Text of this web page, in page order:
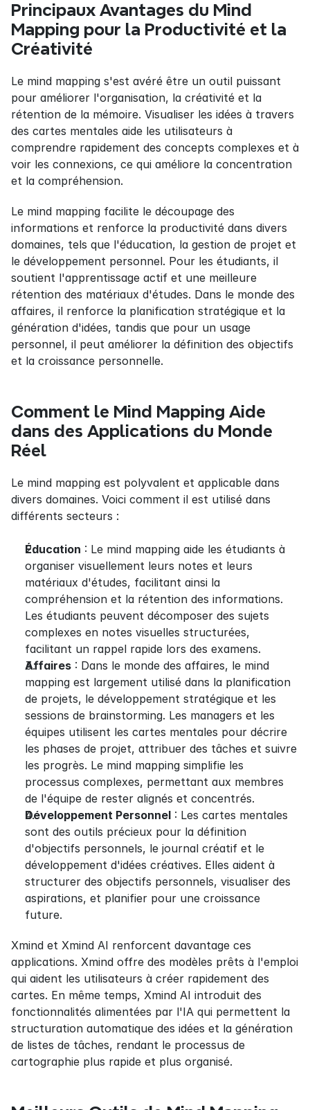
Principaux Avantages du Mind
Mapping pour la Productivité et la
Créativité
Le mind mapping s'est avéré être un outil puissant
pour améliorer l'organisation, la créativité et la
rétention de la mémoire. Visualiser les idées à travers
des cartes mentales aide les utilisateurs à
comprendre rapidement des concepts complexes et à
voir les connexions, ce qui améliore la concentration
et la compréhension.
Le mind mapping facilite le découpage des
informations et renforce la productivité dans divers
domaines, tels que l'éducation, la gestion de projet et
le développement personnel. Pour les étudiants, il
soutient l'apprentissage actif et une meilleure
rétention des matériaux d'études. Dans le monde des
affaires, il renforce la planification stratégique et la
génération d'idées, tandis que pour un usage
personnel, il peut améliorer la définition des objectifs
et la croissance personnelle.
Comment le Mind Mapping Aide
dans des Applications du Monde
Réel
Le mind mapping est polyvalent et applicable dans
divers domaines. Voici comment il est utilisé dans
différents secteurs :
Éducation : Le mind mapping aide les étudiants à
organiser visuellement leurs notes et leurs
matériaux d'études, facilitant ainsi la
compréhension et la rétention des informations.
Les étudiants peuvent décomposer des sujets
complexes en notes visuelles structurées,
facilitant un rappel rapide lors des examens.
Affaires : Dans le monde des affaires, le mind
mapping est largement utilisé dans la planification
de projets, le développement stratégique et les
sessions de brainstorming. Les managers et les
équipes utilisent les cartes mentales pour décrire
les phases de projet, attribuer des tâches et suivre
les progrès. Le mind mapping simplifie les
processus complexes, permettant aux membres
de l'équipe de rester alignés et concentrés.
Développement Personnel : Les cartes mentales
sont des outils précieux pour la définition
d'objectifs personnels, le journal créatif et le
développement d'idées créatives. Elles aident à
structurer des objectifs personnels, visualiser des
aspirations, et planifier pour une croissance
future.
Xmind et Xmind AI renforcent davantage ces
applications. Xmind offre des modèles prêts à l'emploi
qui aident les utilisateurs à créer rapidement des
cartes. En même temps, Xmind AI introduit des
fonctionnalités alimentées par l'IA qui permettent la
structuration automatique des idées et la génération
de listes de tâches, rendant le processus de
cartographie plus rapide et plus organisé.